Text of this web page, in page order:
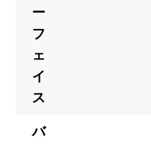
ー
フ
ェ
イ
ス
バ